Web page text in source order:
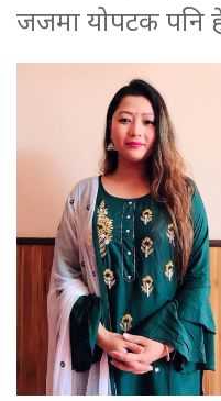
जजमा योपटक पनि